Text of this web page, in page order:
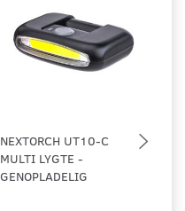
NEXTORCH UT10-C
MULTI LYGTE -
GENOPLADELIG